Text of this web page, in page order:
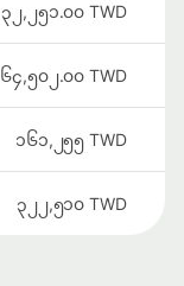
၃၂,၂၅၁.၀၀ TWD
၆၄,၅၀၂.၀၀ TWD
၁၆၁,၂၅၅ TWD
၃၂၂,၅၁၀ TWD